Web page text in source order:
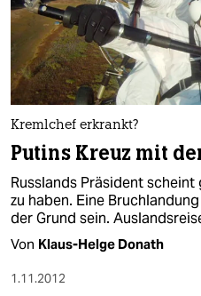
Kremlchef erkrankt?
Putins Kreuz mit
Russlands Präsident
zu haben. Eine
der Grund sein.
Von Klaus-Helge Donath
1.11.2012